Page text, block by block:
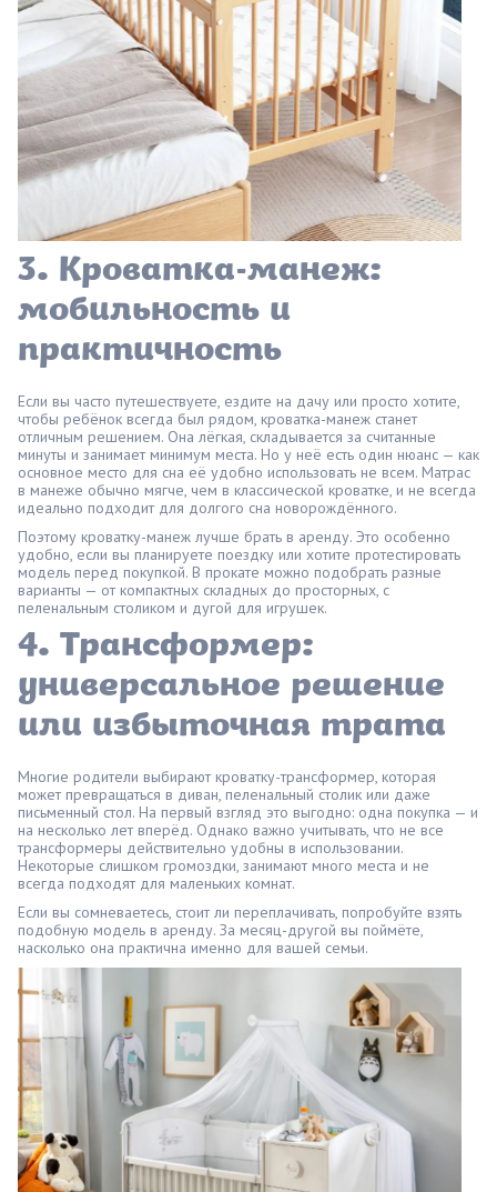
3. Кроватка-манеж:
мобильность и
практичность
Если вы часто путешествуете, ездите на дачу или просто хотите,
чтобы ребёнок всегда был рядом, кроватка-манеж станет
отличным решением. Она лёгкая, складывается за считанные
минуты и занимает минимум места. Но у неё есть один нюанс — как
основное место для сна её удобно использовать не всем. Матрас
в манеже обычно мягче, чем в классической кроватке, и не всегда
идеально подходит для долгого сна новорождённого.
Поэтому кроватку-манеж лучше брать в аренду. Это особенно
удобно, если вы планируете поездку или хотите протестировать
модель перед покупкой. В прокате можно подобрать разные
варианты — от компактных складных до просторных, с
пеленальным столиком и дугой для игрушек.
4. Трансформер:
универсальное решение
или избыточная трата
Многие родители выбирают кроватку-трансформер, которая
может превращаться в диван, пеленальный столик или даже
письменный стол. На первый взгляд это выгодно: одна покупка — и
на несколько лет вперёд. Однако важно учитывать, что не все
трансформеры действительно удобны в использовании.
Некоторые слишком громоздки, занимают много места и не
всегда подходят для маленьких комнат.
Если вы сомневаетесь, стоит ли переплачивать, попробуйте взять
подобную модель в аренду. За месяц-другой вы поймёте,
насколько она практична именно для вашей семьи.